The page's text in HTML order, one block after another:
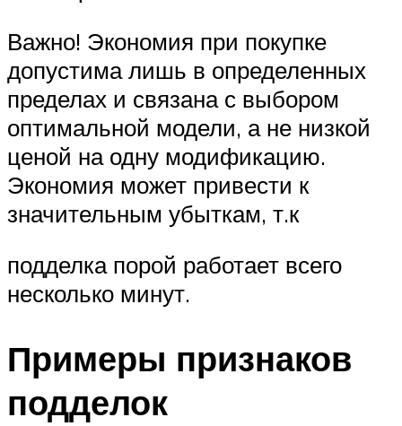
Важно! Экономия при покупке
допустима лишь в определенных
пределах и связана с выбором
оптимальной модели, а не низкой
ценой на одну модификацию.
Экономия может привести к
значительным убыткам, т.к
подделка порой работает всего
несколько минут.
Примеры признаков
подделок